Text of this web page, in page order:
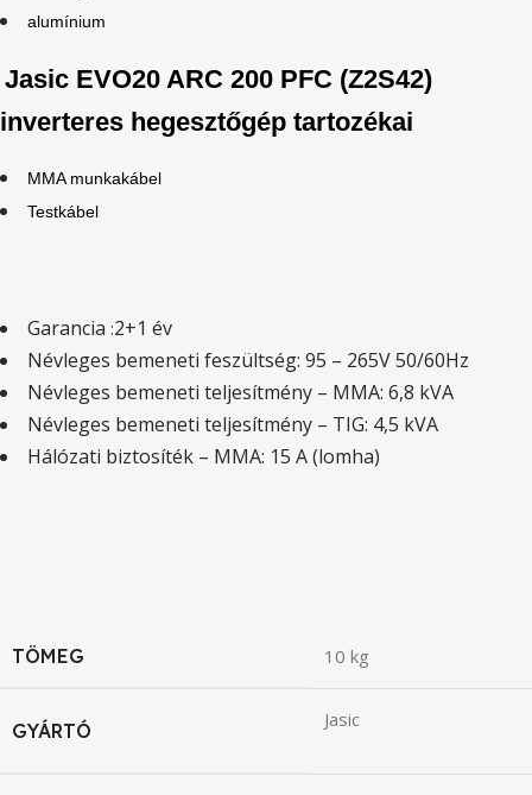
alumínium
Jasic EVO20 ARC 200 PFC (Z2S42)
inverteres hegesztőgép tartozékai
MMA munkakábel
Testkábel
Garancia :2+1 év
Névleges bemeneti feszültség: 95 – 265V 50/60Hz
Névleges bemeneti teljesítmény – MMA: 6,8 kVA
Névleges bemeneti teljesítmény – TIG: 4,5 kVA
Hálózati biztosíték – MMA: 15 A (lomha)
TÖMEG 10 kg
GYÁRTÓ Jasic